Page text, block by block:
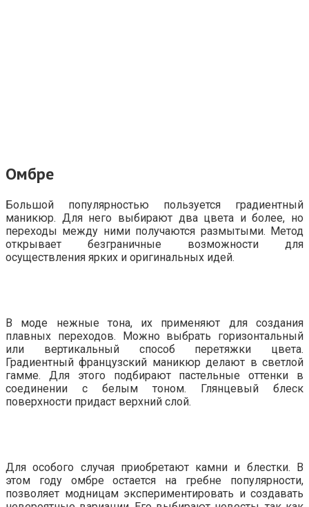
Омбре
Большой популярностью пользуется градиентный
маникюр. Для него выбирают два цвета и более, но
переходы между ними получаются размытыми. Метод
открывает безграничные возможности для
осуществления ярких и оригинальных идей.
В моде нежные тона, их применяют для создания
плавных переходов. Можно выбрать горизонтальный
или вертикальный способ перетяжки цвета.
Градиентный французский маникюр делают в светлой
гамме. Для этого подбирают пастельные оттенки в
соединении с белым тоном. Глянцевый блеск
поверхности придаст верхний слой.
Для особого случая приобретают камни и блестки. В
этом году омбре остается на гребне популярности,
позволяет модницам экспериментировать и создавать